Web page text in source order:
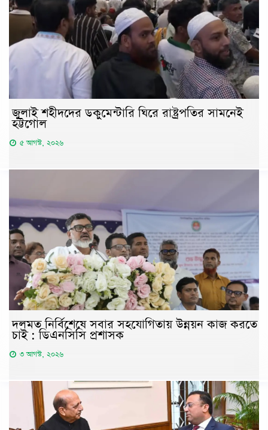
জুলাই শহীদদের ডকুমেন্টারি ঘিরে রাষ্ট্রপতির সামনেই
হট্টগোল
৫ আগস্ট, ২০২৬
দলমত নির্বিশেষে সবার সহযোগিতায় উন্নয়ন কাজ করতে
চাই : ডিএনসিসি প্রশাসক
৩ আগস্ট, ২০২৬